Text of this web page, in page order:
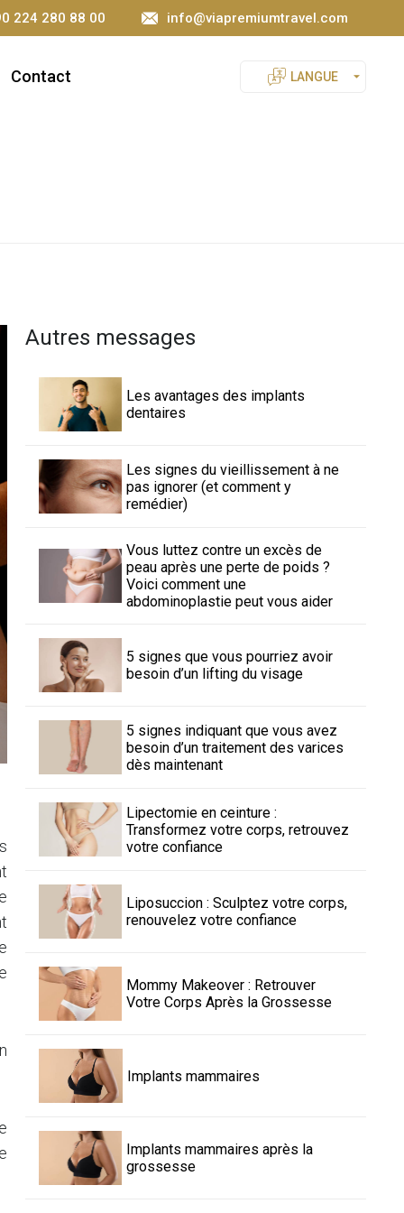
224 280 88 00 info@viapremiumtravel.com
Contact LANGUE
Autres messages
Les avantages des implants
dentaires
Les signes du vieillissement à ne
pas ignorer (et comment y
remédier)
Vous luttez contre un excès de
peau après une perte de poids ?
Voici comment une
abdominoplastie peut vous aider
5 signes que vous pourriez avoir
besoin d’un lifting du visage
5 signes indiquant que vous avez
besoin d’un traitement des varices
dès maintenant
Lipectomie en ceinture :
Transformez votre corps, retrouvez
votre confiance
Liposuccion : Sculptez votre corps,
renouvelez votre confiance
Mommy Makeover : Retrouver
Votre Corps Après la Grossesse
Implants mammaires
Implants mammaires après la
grossesse